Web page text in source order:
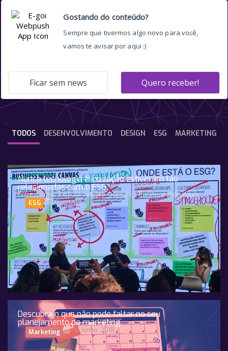
meio ambiente
DESENVOLVIMENTO DESIGN ESG MARKETING
TODOS
Nunca tecnologia e inovação estiveram tão
relacionadas com o ESG
Entre os dias 3 e 6 de outubro, ocorreu a Rio Innovation Week,
ESG
09 Outubro, 2023
Descubra o que não pode faltar no seu
planejamento de marketing
Marketing 14 Junho, 2018